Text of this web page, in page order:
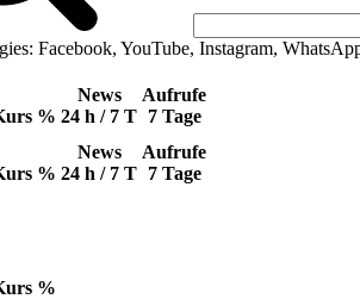
Facebook, YouTube, Instagram,
%
News
24 h / 7 T
Aufrufe
7 Tage
%
News
24 h / 7 T
Aufrufe
7 Tage
%